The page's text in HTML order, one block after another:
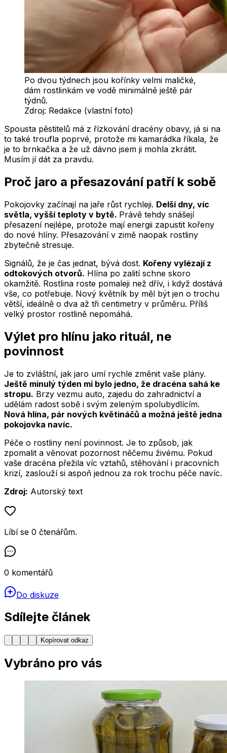
Po dvou týdnech jsou kořínky velmi maličké,
dám rostlinkám ve vodě minimálně ještě pár
týdnů.
Zdroj: Redakce (vlastní foto)
Spousta pěstitelů má z řízkování dracény obavy, já si na
to také troufla poprvé, protože mi kamarádka říkala, že
je to brnkačka a že už dávno jsem ji mohla zkrátit.
Musím jí dát za pravdu.
Proč jaro a přesazování patří k sobě
Pokojovky začínají na jaře růst rychleji. Delší dny, víc
světla, vyšší teploty v bytě. Právě tehdy snášejí
přesazení nejlépe, protože mají energii zapustit kořeny
do nové hlíny. Přesazování v zimě naopak rostliny
zbytečně stresuje.
Signálů, že je čas jednat, bývá dost. Kořeny vylézají z
odtokových otvorů. Hlína po zalití schne skoro
okamžitě. Rostlina roste pomaleji než dřív, i když dostává
vše, co potřebuje. Nový květník by měl být jen o trochu
větší, ideálně o dva až tři centimetry v průměru. Příliš
velký prostor rostlině nepomáhá.
Výlet pro hlínu jako rituál, ne
povinnost
Je to zvláštní, jak jaro umí rychle změnit vaše plány.
Ještě minulý týden mi bylo jedno, že dracéna sahá ke
stropu. Brzy vezmu auto, zajedu do zahradnictví a
udělám radost sobě i svým zeleným spolubydlícím.
Nová hlína, pár nových květináčů a možná ještě jedna
pokojovka navíc.
Péče o rostliny není povinnost. Je to způsob, jak
zpomalit a věnovat pozornost něčemu živému. Pokud
vaše dracéna přežila víc vztahů, stěhování i pracovních
krizí, zaslouží si aspoň jednou za rok trochu péče navíc.
Zdroj: Autorský text
Líbí se 0 čtenářům.
0 komentářů
Do diskuze
Sdílejte článek
Kopírovat odkaz
Vybráno pro vás